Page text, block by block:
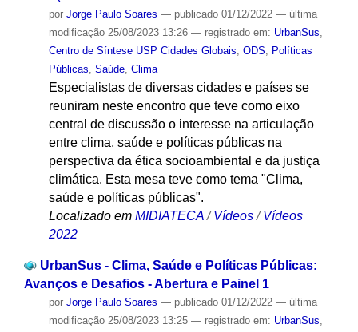
por Jorge Paulo Soares — publicado01/12/2022 — última
modificação25/08/2023 13:26 — registrado em: UrbanSus,
Centro de Síntese USP Cidades Globais, ODS, Políticas
Públicas, Saúde, Clima
Especialistas de diversas cidades e países se
reuniram neste encontro que teve como eixo
central de discussão o interesse na articulação
entre clima, saúde e políticas públicas na
perspectiva da ética socioambiental e da justiça
climática. Esta mesa teve como tema "Clima,
saúde e políticas públicas".
Localizado em MIDIATECA / Vídeos / Vídeos
2022
UrbanSus - Clima, Saúde e Políticas Públicas:
Avanços e Desafios - Abertura e Painel 1
por Jorge Paulo Soares — publicado01/12/2022 — última
modificação25/08/2023 13:25 — registrado em: UrbanSus,